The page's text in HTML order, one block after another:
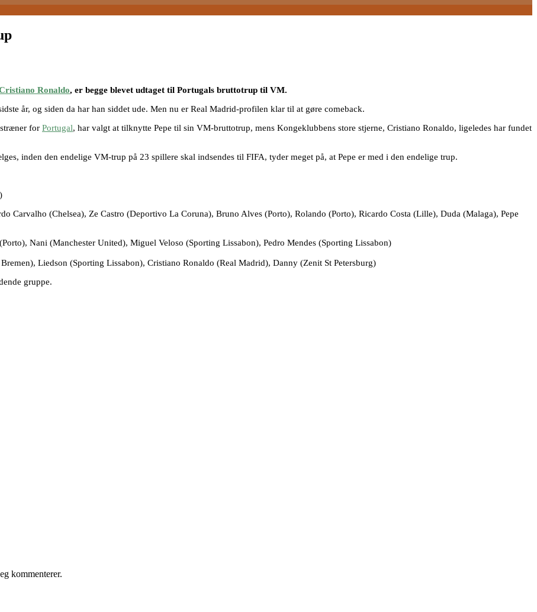
Ronaldo, er begge blevet udtaget til Portugals bruttotrup til VM.
år, og siden da har han siddet ude. Men nu er Real Madrid-profilen klar til at gøre comeback.
for Portugal, har valgt at tilknytte Pepe til sin VM-bruttotrup, mens Kongeklubbens store stjerne, Cristiano Ronaldo, ligeledes har fundet
inden den endelige VM-trup på 23 spillere skal indsendes til FIFA, tyder meget på, at Pepe er med i den endelige trup.
Carvalho (Chelsea), Ze Castro (Deportivo La Coruna), Bruno Alves (Porto), Rolando (Porto), Ricardo Costa (Lille), Duda (Malaga), Pepe
Nani (Manchester United), Miguel Veloso (Sporting Lissabon), Pedro Mendes (Sporting Lissabon)
Liedson (Sporting Lissabon), Cristiano Ronaldo (Real Madrid), Danny (Zenit St Petersburg)
gruppe.
kommenterer.